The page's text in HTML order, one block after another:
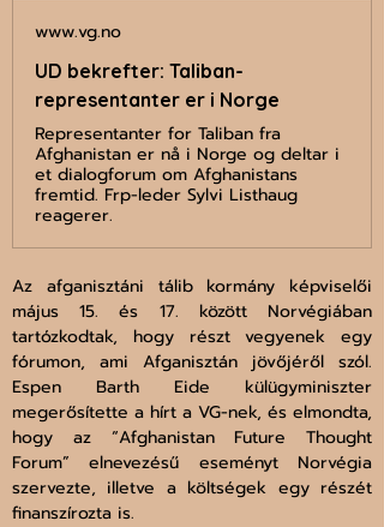
www.vg.no
UD bekrefter: Taliban-
representanter er i Norge
Representanter for Taliban fra
Afghanistan er nå i Norge og deltar i
et dialogforum om Afghanistans
fremtid. Frp-leder Sylvi Listhaug
reagerer.
Az afganisztáni tálib kormány képviselői
május 15. és 17. között Norvégiában
tartózkodtak, hogy részt vegyenek egy
fórumon, ami Afganisztán jövőjéről szól.
Espen Barth Eide külügyminiszter
megerősítette a hírt a VG-nek, és elmondta,
hogy az “Afghanistan Future Thought
Forum” elnevezésű eseményt Norvégia
szervezte, illetve a költségek egy részét
finanszírozta is.